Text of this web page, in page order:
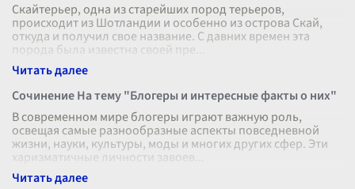
Скайтерьер, одна из старейших пород терьеров,
происходит из Шотландии и особенно из острова Скай,
откуда и получил свое название. С давних времен эта
порода была известна своей пре
Сочинение На тему "Блогеры и интересные факты о них"
В современном мире блогеры играют важную роль,
освещая самые разнообразные аспекты повседневной
жизни, науки, культуры, моды и многих других сфер. Эти
харизматичные личности завоев